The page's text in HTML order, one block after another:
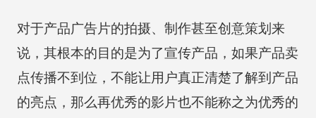
对于产品广告片的拍摄、制作甚至创意策划来
说，其根本的目的是为了宣传产品，如果产品卖
点传播不到位，不能让用户真正清楚了解到产品
的亮点，那么再优秀的影片也不能称之为优秀的